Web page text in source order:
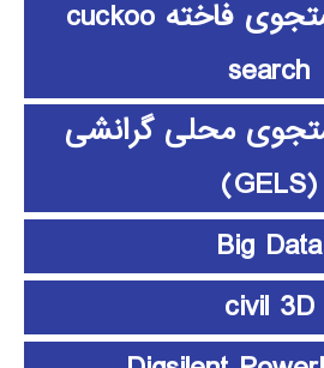
الگوریتم جستجوی فاخته cuckoo
search
محلی گرانشی
(GELS)
Big Data
civil 3D